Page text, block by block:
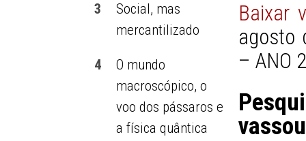
3
Social, mas
mercantilizado
4
O mundo
macroscópico, o
voo dos pássaros e
a física quântica
Baixar
agosto
– ANO